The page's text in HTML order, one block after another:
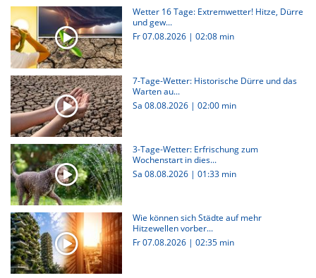
Wetter 16 Tage: Extremwetter! Hitze, Dürre
und gew...
Fr 07.08.2026 | 02:08 min
7-Tage-Wetter: Historische Dürre und das
Warten au...
Sa 08.08.2026 | 02:00 min
3-Tage-Wetter: Erfrischung zum
Wochenstart in dies...
Sa 08.08.2026 | 01:33 min
Wie können sich Städte auf mehr
Hitzewellen vorber...
Fr 07.08.2026 | 02:35 min